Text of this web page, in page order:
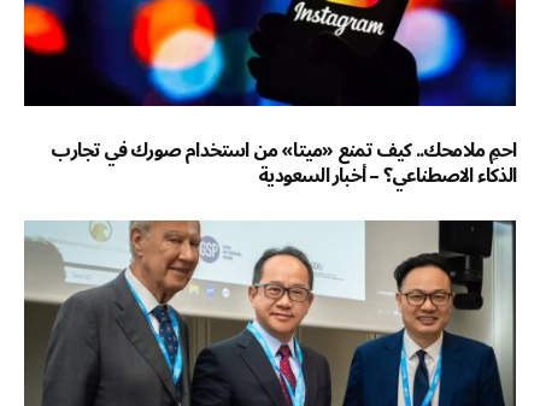
احمِ ملامحك.. كيف تمنع «ميتا» من استخدام صورك في تجارب
الذكاء الاصطناعي؟ – أخبار السعودية